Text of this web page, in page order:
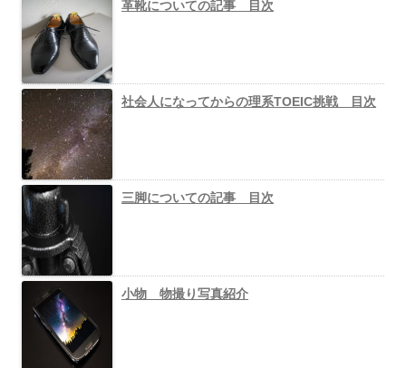
革靴についての記事 目次
社会人になってからの理系TOEIC挑戦 目次
三脚についての記事 目次
小物 物撮り写真紹介